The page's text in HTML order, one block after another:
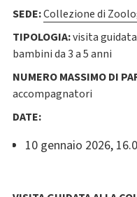
SEDE:Collezione di
TIPOLOGIA:visita
bambini da 3 a 5 anni
NUMERO MASSIMO DI
accompagnatori
DATE:
10 gennaio 2026,